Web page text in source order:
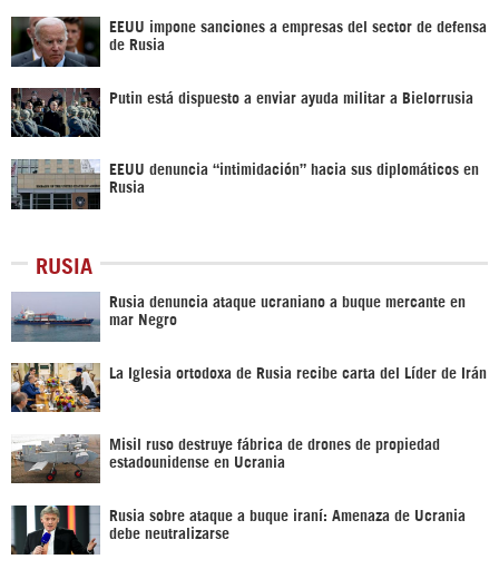
EEUU impone sanciones a empresas del sector de defensa
de Rusia
Putin está dispuesto a enviar ayuda militar a Bielorrusia
EEUU denuncia “intimidación” hacia sus diplomáticos en
Rusia
RUSIA
Rusia denuncia ataque ucraniano a buque mercante en
mar Negro
La Iglesia ortodoxa de Rusia recibe carta del Líder de Irán
Misil ruso destruye fábrica de drones de propiedad
estadounidense en Ucrania
Rusia sobre ataque a buque iraní: Amenaza de Ucrania
debe neutralizarse